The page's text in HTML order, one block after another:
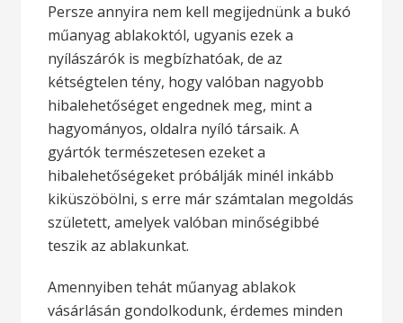
Persze annyira nem kell megijednünk a bukó
műanyag ablakoktól, ugyanis ezek a
nyílászárók is megbízhatóak, de az
kétségtelen tény, hogy valóban nagyobb
hibalehetőséget engednek meg, mint a
hagyományos, oldalra nyíló társaik. A
gyártók természetesen ezeket a
hibalehetőségeket próbálják minél inkább
kiküszöbölni, s erre már számtalan megoldás
született, amelyek valóban minőségibbé
teszik az ablakunkat.
Amennyiben tehát műanyag ablakok
vásárlásán gondolkodunk, érdemes minden